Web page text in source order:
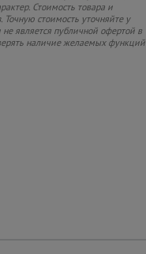
Стоимость товара и
Точную стоимость уточняйте у
является публичной офертой в
наличие желаемых функций